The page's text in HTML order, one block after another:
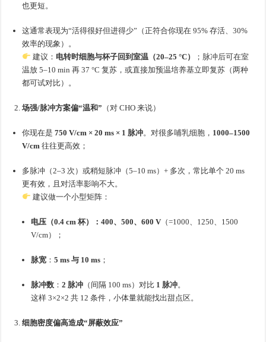
也更短。
这通常表现为“活得很好但进得少”（正符合你现在 95% 存活、30%
效率的现象）。
建议： 电转时细胞与杯子回到室温（20–25 °C）
；脉冲后可在室
温放 5–10 min 再 37 °C 复苏，或直接加预温培养基立即复苏（两种
都可试对比）。
场强/脉冲方案偏“温和” （对 CHO 来说）
你现在是750 V/cm × 20 ms × 1 脉冲。对很多哺乳细胞， 1000–1500
V/cm 往往更高效；
多脉冲（2–3 次）或稍短脉冲（5–10 ms）+ 多次，常比单个 20 ms
更有效，且对活率影响不大。
建议做一个小型矩阵：
电压（0.4 cm 杯）：400、500、600 V（=1000、1250、1500
V/cm）；
脉宽 ：5 ms 与 10 ms ；
脉冲数 ：2 脉冲 （间隔 100 ms）对比 1 脉冲。
这样 3×2×2 共 12 条件，小体量就能找出甜点区。
细胞密度偏高造成“屏蔽效应”